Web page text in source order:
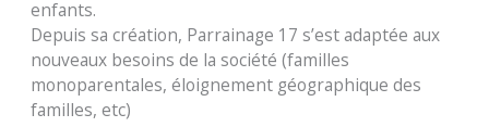
enfants.
Depuis sa création, Parrainage 17 s’est adaptée aux
nouveaux besoins de la société (familles
monoparentales, éloignement géographique des
familles, etc)